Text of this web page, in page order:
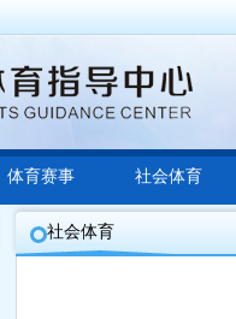
体育赛事 社会体育
社会体育